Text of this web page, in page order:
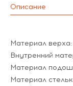
Описание
Материал верха:
Внутренний
Материал
Материал